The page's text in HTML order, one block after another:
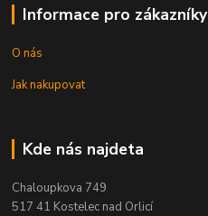
Informace pro zákazníky
O nás
Jak nakupovat
Kde nás najdeta
Chaloupkova 749
517 41 Kostelec nad Orlicí